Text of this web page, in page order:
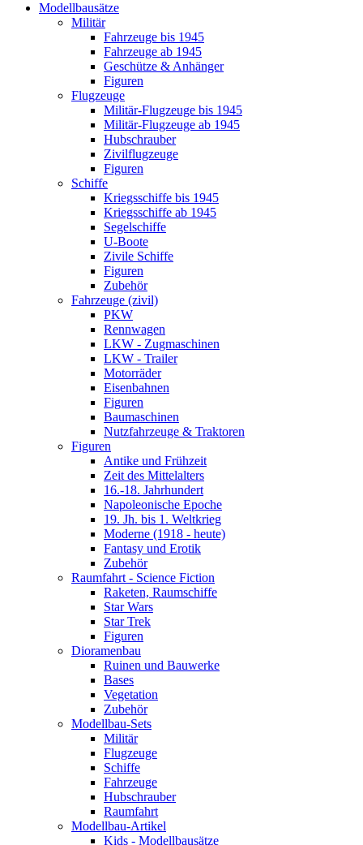
Modellbausätze
Militär
Fahrzeuge bis 1945
Fahrzeuge ab 1945
Geschütze & Anhänger
Figuren
Flugzeuge
Militär-Flugzeuge bis 1945
Militär-Flugzeuge ab 1945
Hubschrauber
Zivilflugzeuge
Figuren
Schiffe
Kriegsschiffe bis 1945
Kriegsschiffe ab 1945
Segelschiffe
U-Boote
Zivile Schiffe
Figuren
Zubehör
Fahrzeuge (zivil)
PKW
Rennwagen
LKW - Zugmaschinen
LKW - Trailer
Motorräder
Eisenbahnen
Figuren
Baumaschinen
Nutzfahrzeuge & Traktoren
Figuren
Antike und Frühzeit
Zeit des Mittelalters
16.-18. Jahrhundert
Napoleonische Epoche
19. Jh. bis 1. Weltkrieg
Moderne (1918 - heute)
Fantasy und Erotik
Zubehör
Raumfahrt - Science Fiction
Raketen, Raumschiffe
Star Wars
Star Trek
Figuren
Dioramenbau
Ruinen und Bauwerke
Bases
Vegetation
Zubehör
Modellbau-Sets
Militär
Flugzeuge
Schiffe
Fahrzeuge
Hubschrauber
Raumfahrt
Modellbau-Artikel
Kids - Modellbausätze